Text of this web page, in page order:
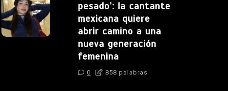
pesado’: la cantante
mexicana quiere
abrir camino a una
nueva generación
femenina
0 858 palabras